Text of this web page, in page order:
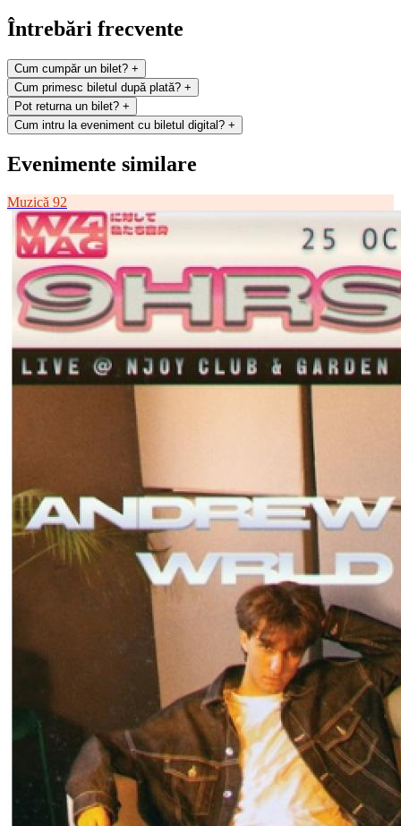
Întrebări frecvente
Cum cumpăr un bilet? +
Cum primesc biletul după plată? +
Pot returna un bilet? +
Cum intru la eveniment cu biletul digital? +
Evenimente similare
Muzică 92